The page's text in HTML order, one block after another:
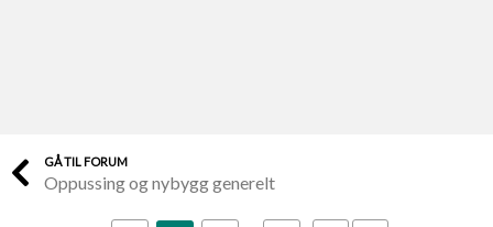
Finn håndverkere
GÅ TIL FORUM
Oppussing og nybygg generelt